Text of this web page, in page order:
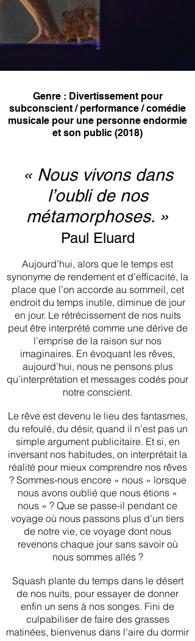
Genre : Divertissement pour
subconscient / performance / comédie
musicale pour une personne endormie
et son public (2018)
« Nous vivons dans
l’oubli de nos
métamorphoses. »
Paul Eluard
Aujourd’hui, alors que le temps est
synonyme de rendement et d’efficacité, la
place que l’on accorde au sommeil, cet
endroit du temps inutile, diminue de jour
en jour. Le rétrécissement de nos nuits
peut être interprété comme une dérive de
l’emprise de la raison sur nos
imaginaires. En évoquant les rêves,
aujourd’hui, nous ne pensons plus
qu’interprétation et messages codés pour
notre conscient.
Le rêve est devenu le lieu des fantasmes,
du refoulé, du désir, quand il n’est pas un
simple argument publicitaire. Et si, en
inversant nos habitudes, on interprétait la
réalité pour mieux comprendre nos rêves
? Sommes-nous encore « nous » lorsque
nous avons oublié que nous étions «
nous » ? Que se passe-il pendant ce
voyage où nous passons plus d’un tiers
de notre vie, ce voyage dont nous
revenons chaque jour sans savoir où
nous sommes allés ?
Squash plante du temps dans le désert
de nos nuits, pour essayer de donner
enfin un sens à nos songes. Fini de
culpabiliser de faire des grasses
matinées, bienvenus dans l’aire du dormir